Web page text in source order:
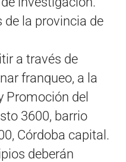
la provincia de
a través de
franqueo, a la
Promoción del
3600, barrio
Córdoba capital.
deberán